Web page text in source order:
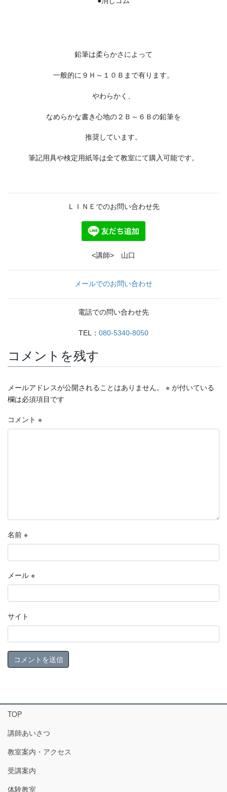
鉛筆は柔らかさによって
一般的に９Ｈ～１０Ｂまで有ります。
やわらかく、
なめらかな書き心地の２Ｂ～６Ｂの鉛筆を
推奨しています。
筆記用具や検定用紙等は全て教室にて購入可能です。
ＬＩＮＥでのお問い合わせ先
<講師> 山口
メールでのお問い合わせ
電話での問い合わせ先
TEL： 080‐5340‐8050
コメントを残す
メールアドレスが公開されることはありません。 ※ が付いている
欄は必須項目です
コメント ※
名前 ※
メール ※
サイト
TOP
講師あいさつ
教室案内・アクセス
受講案内
体験教室